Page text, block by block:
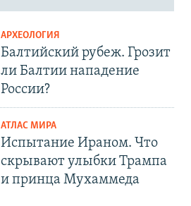
АРХЕОЛОГИЯ
Балтийский рубеж. Грозит
ли Балтии нападение
России?
АТЛАС МИРА
Испытание Ираном. Что
скрывают улыбки Трампа
и принца Мухаммеда